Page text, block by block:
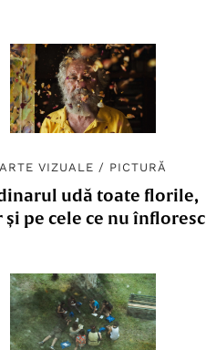
ARTE VIZUALE / PICTURĂ
udă toate florile,
și pe cele ce nu înfloresc